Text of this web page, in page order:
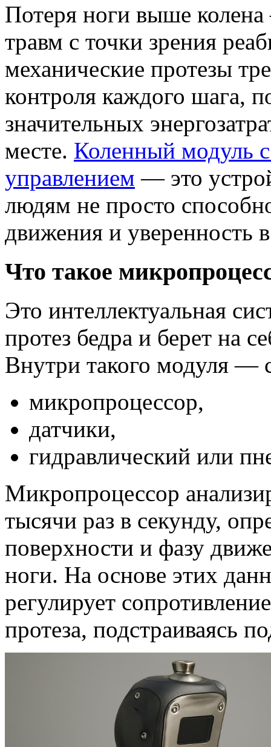
Потеря ноги выше
травм с точки зрения
механические протезы
контроля каждого шага,
значительных
месте. Коленный модуль
управлением — это
людям не просто
движения и уверенность
Что такое
Это интеллектуальная
протез бедра и берет на
Внутри такого модуля —
микропроцессор,
датчики,
гидравлический или
Микропроцессор
тысячи раз в секунду,
поверхности и фазу
ноги. На основе этих
регулирует
протеза, подстраиваясь